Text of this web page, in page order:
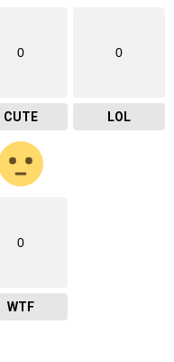
0
CUTE
0
LOL
0
WTF